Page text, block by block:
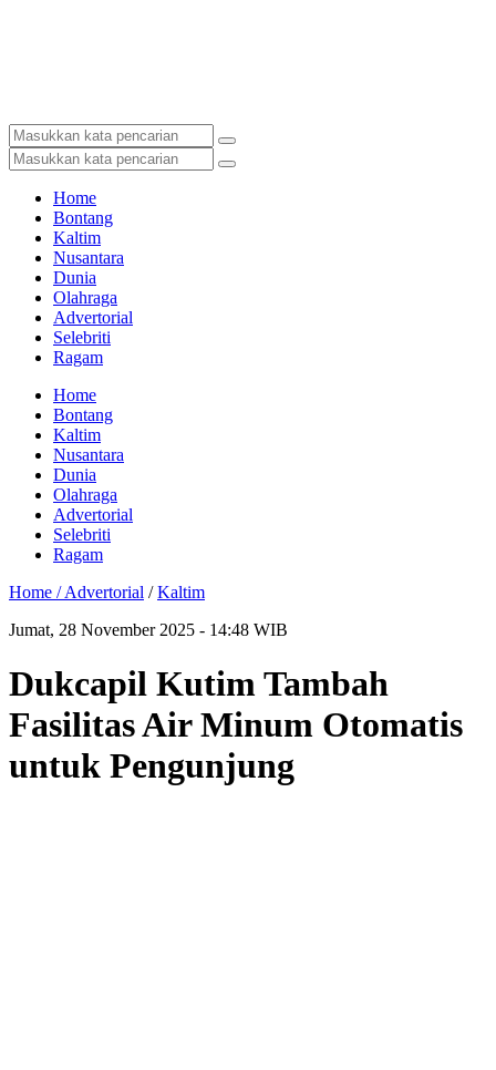
Home
Bontang
Kaltim
Nusantara
Dunia
Olahraga
Advertorial
Selebriti
Ragam
Home
Bontang
Kaltim
Nusantara
Dunia
Olahraga
Advertorial
Selebriti
Ragam
Home /Advertorial /Kaltim
Jumat, 28 November 2025 - 14:48 WIB
Dukcapil Kutim Tambah
Fasilitas Air Minum Otomatis
untuk Pengunjung